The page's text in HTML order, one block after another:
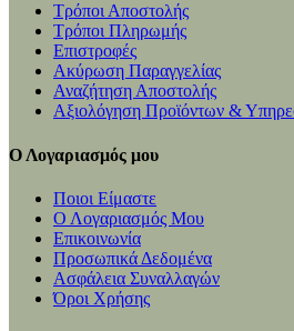
Τρόποι Αποστολής
Τρόποι Πληρωμής
Επιστροφές
Ακύρωση Παραγγελίας
Αναζήτηση Αποστολής
Αξιολόγηση Προϊόντων &
Ο Λογαριασμός μου
Ποιοι Είμαστε
Ο Λογαριασμός Μου
Επικοινωνία
Προσωπικά Δεδομένα
Ασφάλεια Συναλλαγών
Όροι Χρήσης